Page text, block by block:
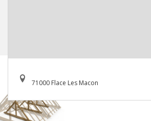
71000 Flace Les Macon